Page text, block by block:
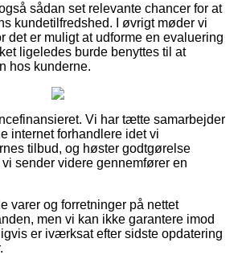
sådan set relevante chancer for at
kundetilfredshed. I øvrigt møder vi
det er muligt at udforme en evaluering
ligeledes burde benyttes til at
hos kunderne.
Vi har tætte samarbejder
internet forhandlere idet vi
tilbud, og høster godtgørelse
sender videre gennemfører en
varer og forretninger på nettet
men vi kan ikke garantere imod
er iværksat efter sidste opdatering